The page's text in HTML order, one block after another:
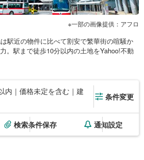
一部の画像提供：アフロ
駅近の物件に比べて割安で繁華街の喧騒か
。駅まで徒歩10分以内の土地をYahoo!不動
内｜価格未定を含む｜建
条件変更
検索条件保存 通知設定